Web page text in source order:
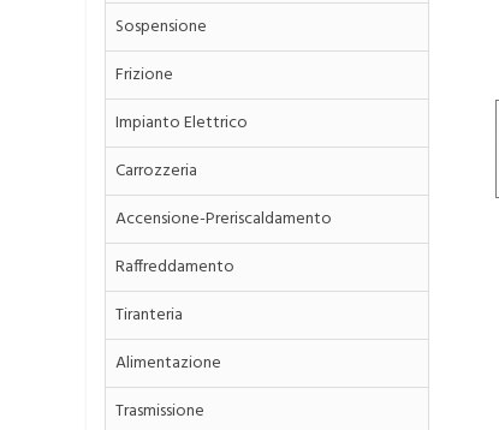
Sospensione
Frizione
Impianto Elettrico
Carrozzeria
Accensione-Preriscaldamento
Raffreddamento
Tiranteria
Alimentazione
Trasmissione